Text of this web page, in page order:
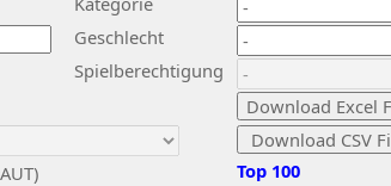
Geschlecht
Spielberechtigung
Top 100